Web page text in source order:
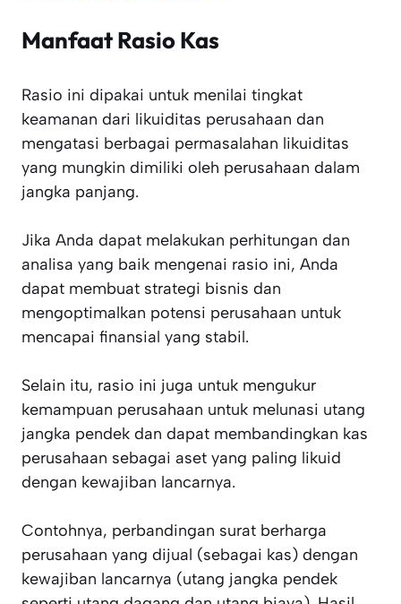
Manfaat Rasio Kas
Rasio ini dipakai untuk menilai tingkat
keamanan dari likuiditas perusahaan dan
mengatasi berbagai permasalahan likuiditas
yang mungkin dimiliki oleh perusahaan dalam
jangka panjang.
Jika Anda dapat melakukan perhitungan dan
analisa yang baik mengenai rasio ini, Anda
dapat membuat strategi bisnis dan
mengoptimalkan potensi perusahaan untuk
mencapai finansial yang stabil.
Selain itu, rasio ini juga untuk mengukur
kemampuan perusahaan untuk melunasi utang
jangka pendek dan dapat membandingkan kas
perusahaan sebagai aset yang paling likuid
dengan kewajiban lancarnya.
Contohnya, perbandingan surat berharga
perusahaan yang dijual (sebagai kas) dengan
kewajiban lancarnya (utang jangka pendek